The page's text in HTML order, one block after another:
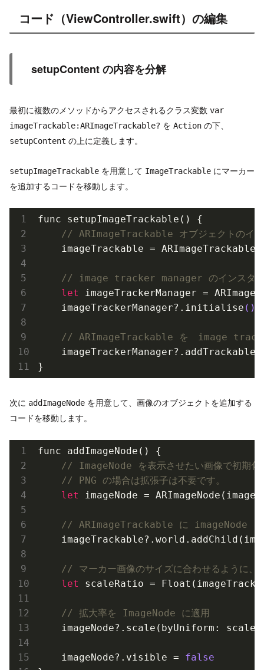
コード（ViewController.swift）の編集
setupContent の内容を分解
最初に複数のメソッドからアクセスされるクラス変数 var
imageTrackable:ARImageTrackable? を Action の下、
setupContent の上に定義します。
setupImageTrackable を用意して ImageTrackable にマーカー
を追加するコードを移動します。
func setupImageTrackable()
{
// ARImageTrackable オブジェクトのイン
    imageTrackable =
ARImageTrackable
// image tracker manager のインスタン
let
imageTrackerManager =
    imageTrackerManager?.initialise
()
// ARImageTrackable を　image
    imageTrackerManager?.add
Trackable(
次に addImageNode を用意して、画像のオブジェクトを追加する
コードを移動します。
func addImageNode()
{
// ImageNode を表示させたい画像で初期化
// PNG の場合は拡張子は不要です。
let
imageNode = ARImageNode( image
// ARImageTrackable に imageNode を
    imageTrackable?.world.add
Child(
// マーカー画像のサイズに合わせるように、
let
scaleRatio = Float(
// 拡大率を ImageNode に適用
imageNode?.scale(byUniform:
    imageNode?.visible =
false